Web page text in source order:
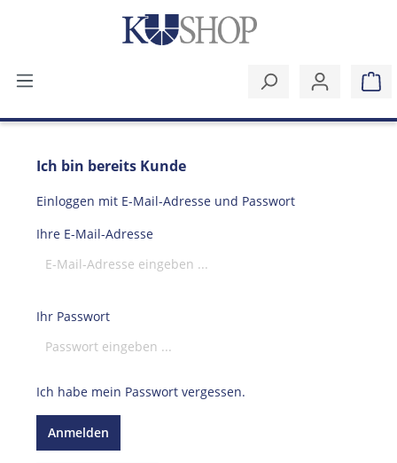
Ich bin bereits Kunde
Einloggen mit E-Mail-Adresse und Passwort
Ihre E-Mail-Adresse
Ihr Passwort
Ich habe mein Passwort vergessen.
Anmelden